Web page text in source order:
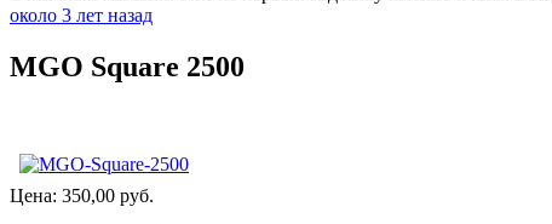
около 3 лет назад
MGO Square 2500
Цена: 350,00 руб.